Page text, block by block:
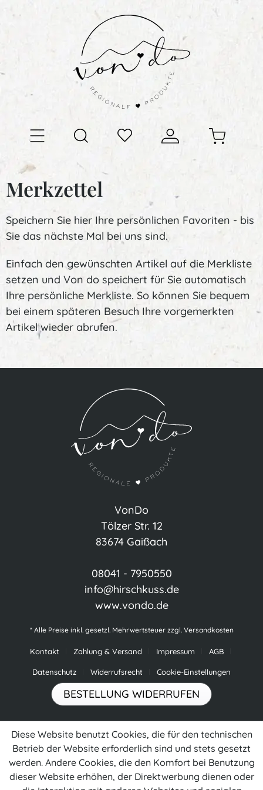
Merkzettel
Speichern Sie hier Ihre persönlichen Favoriten - bis
Sie das nächste Mal bei uns sind.
Einfach den gewünschten Artikel auf die Merkliste
setzen und Von do speichert für Sie automatisch
Ihre persönliche Merkliste. So können Sie bequem
bei einem späteren Besuch Ihre vorgemerkten
Artikel wieder abrufen.
VonDo
Tölzer Str. 12
83674 Gaißach
08041 - 7950550
info@hirschkuss.de
www.vondo.de
* Alle Preise inkl. gesetzl. Mehrwertsteuer zzgl. Versandkosten
Kontakt Zahlung & Versand Impressum AGB
Datenschutz Widerrufsrecht Cookie-Einstellungen
BESTELLUNG WIDERRUFEN
Diese Website benutzt Cookies, die für den technischen
Betrieb der Website erforderlich sind und stets gesetzt
werden. Andere Cookies, die den Komfort bei Benutzung
dieser Website erhöhen, der Direktwerbung dienen oder